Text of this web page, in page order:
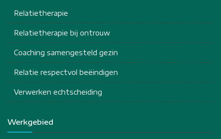
Relatietherapie
Relatietherapie bij ontrouw
Coaching samengesteld gezin
Relatie respectvol beëindigen
Verwerken echtscheiding
Werkgebied